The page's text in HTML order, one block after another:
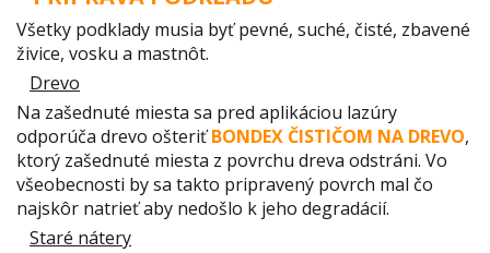
Všetky podklady musia byť pevné, suché, čisté, zbavené
živice, vosku a mastnôt.
Drevo
Na zašednuté miesta sa pred aplikáciou lazúry
odporúča drevo ošteriťBONDEX ČISTIČOM NA DREVO,
ktorý zašednuté miesta z povrchu dreva odstráni. Vo
všeobecnosti by sa takto pripravený povrch mal čo
najskôr natrieť aby nedošlo k jeho degradácií.
Staré nátery